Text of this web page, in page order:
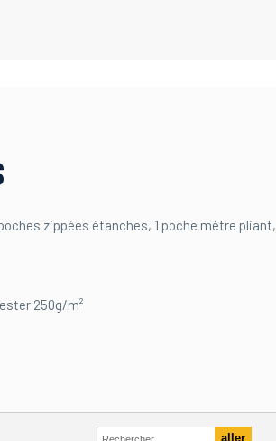
zippées étanches, 1 poche mètre pliant,
250g/m²